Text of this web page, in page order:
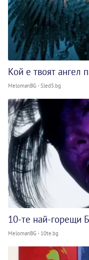
Кой е твоят ангел
MelomanBG - Sled5.bg
10-те най-горещи
MelomanBG - 10te.bg